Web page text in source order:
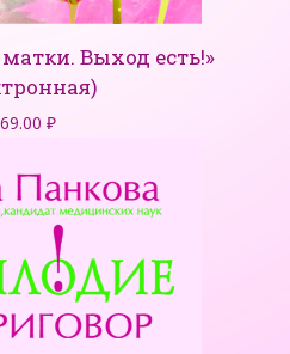
Выход есть!»
₽